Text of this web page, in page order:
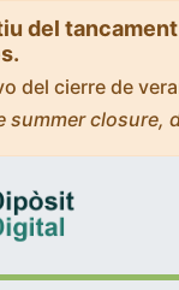
del
del cierre de
summer closure,